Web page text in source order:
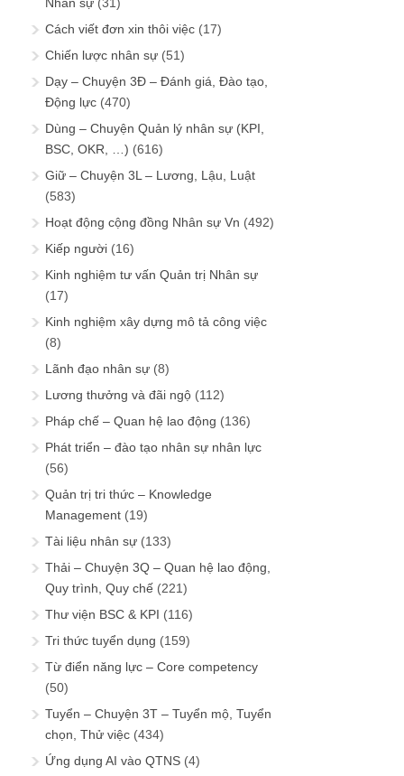
Cách viết đơn xin thôi việc (17)
Chiến lược nhân sự (51)
Dạy – Chuyện 3Đ – Đánh giá, Đào tạo,
Động lực (470)
Dùng – Chuyện Quản lý nhân sự (KPI,
BSC, OKR, …) (616)
Giữ – Chuyện 3L – Lương, Lậu, Luật
(583)
Hoạt động cộng đồng Nhân sự Vn (492)
Kiếp người (16)
Kinh nghiệm tư vấn Quản trị Nhân sự
(17)
Kinh nghiệm xây dựng mô tả công việc
(8)
Lãnh đạo nhân sự (8)
Lương thưởng và đãi ngộ (112)
Pháp chế – Quan hệ lao động (136)
Phát triển – đào tạo nhân sự nhân lực
(56)
Quản trị tri thức – Knowledge
Management (19)
Tài liệu nhân sự (133)
Thải – Chuyện 3Q – Quan hệ lao động,
Quy trình, Quy chế (221)
Thư viện BSC & KPI (116)
Tri thức tuyển dụng (159)
Từ điển năng lực – Core competency
(50)
Tuyển – Chuyện 3T – Tuyển mộ, Tuyển
chọn, Thử việc (434)
Ứng dụng AI vào QTNS (4)